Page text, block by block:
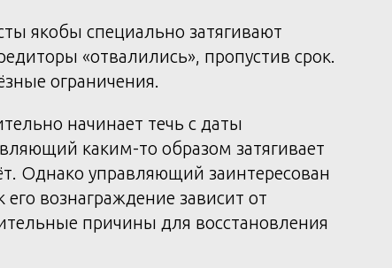
якобы специально затягивают
«отвалились», пропустив срок.
ограничения.
начинает течь с даты
каким-то образом затягивает
Однако управляющий заинтересован
вознаграждение зависит от
причины для восстановления